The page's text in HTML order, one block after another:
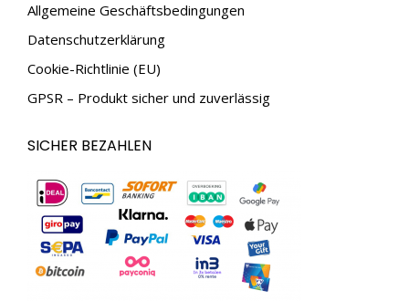
Allgemeine Geschäftsbedingungen
Datenschutzerklärung
Cookie-Richtlinie (EU)
GPSR – Produkt sicher und zuverlässig
SICHER BEZAHLEN